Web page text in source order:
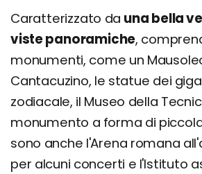
Caratterizzato da una bella
viste panoramiche,
monumenti, come un
Cantacuzino, le statue dei
zodiacale, il Museo della
monumento a forma di
sono anche l'Arena romana
per alcuni concerti e l'Istituto